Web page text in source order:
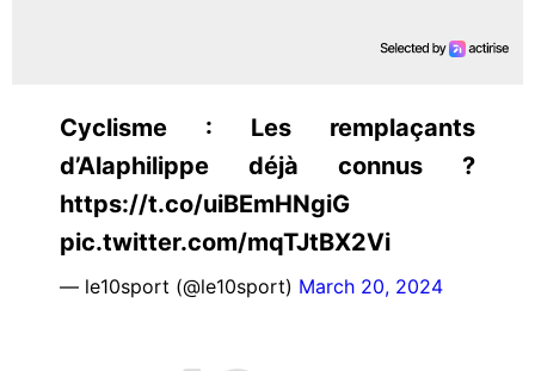
Cyclisme : Les remplaçants
d’Alaphilippe déjà connus ?
https://t.co/uiBEmHNgiG
pic.twitter.com/mqTJtBX2Vi
— le10sport (@le10sport) March 20, 2024